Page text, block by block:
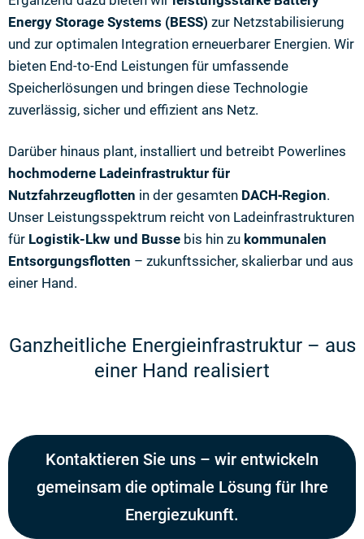
Energy Storage Systems (BESS) zur Netzstabilisierung
und zur optimalen Integration erneuerbarer Energien. Wir
bieten End-to-End Leistungen für umfassende
Speicherlösungen und bringen diese Technologie
zuverlässig, sicher und effizient ans Netz.
Darüber hinaus plant, installiert und betreibt Powerlines
hochmoderne Ladeinfrastruktur für
Nutzfahrzeugflotten in der gesamten DACH‑Region.
Unser Leistungsspektrum reicht von Ladeinfrastrukturen
für Logistik-Lkw und Busse bis hin zu kommunalen
Entsorgungsflotten – zukunftssicher, skalierbar und aus
einer Hand.
Ganzheitliche Energieinfrastruktur – aus
einer Hand realisiert
Kontaktieren Sie uns – wir entwickeln
gemeinsam die optimale Lösung für Ihre
Energiezukunft.